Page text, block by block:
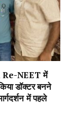
Re-NEET में
डॉक्टर बनने
में पहले